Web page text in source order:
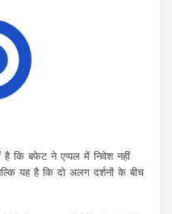
है कि बफेट ने एप्पल में निवेश नहीं
यह है कि दो अलग दर्शनों के बीच